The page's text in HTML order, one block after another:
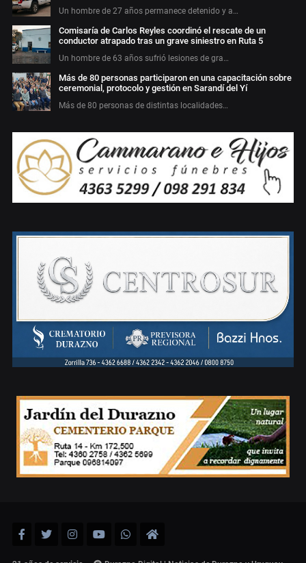
Un hombre de 27 años permanece detenido y a…
Comisaría de Carlos Reyles coordinó el rescate de un
conductor atrapado tras un grave siniestro en Ruta 5
Un hombre de 63 años sufrió lesiones de gra…
Más de 80 personas participaron en una capacitación sobre
ceremonial, protocolo y gestión en Sarandí del Yí
Más de 80 personas de distintas localidades…